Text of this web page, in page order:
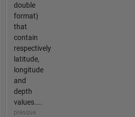
double
format)
that
contain
respectively
latitude,
longitude
and
depth
values....
presque